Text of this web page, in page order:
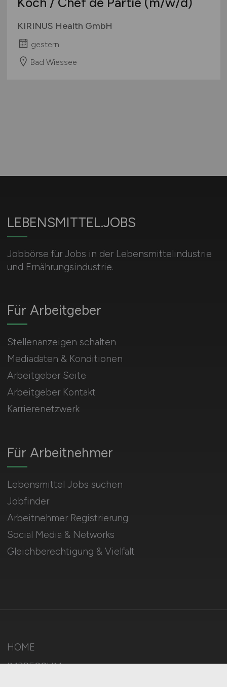
KIRINUS Health GmbH
gestern
Bad Wiessee
LEBENSMITTEL.JOBS
Jobbörse für Jobs in der Lebensmittelindustrie
und Ernährungsindustrie.
Für Arbeitnehmer
Lebensmittel Jobs suchen
Jobfinder
Arbeitnehmer Registrierung
Social Media & Networks
Gleichberechtigung & Vielfalt
Für Arbeitgeber
Stellenanzeigen schalten
Mediadaten & Konditionen
Arbeitgeber Seite
Arbeitgeber Kontakt
Karrierenetzwerk
HOME
IMPRESSUM